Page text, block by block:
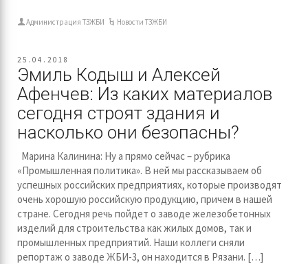
Администрация ТЗЖБИ Новости ТЗЖБИ
25.04.2018
Эмиль Кодыш и Алексей
Афенчев: Из каких материалов
сегодня строят здания и
насколько они безопасны?
Марина Калинина: Ну а прямо сейчас – рубрика
«Промышленная политика». В ней мы рассказываем об
успешных российских предприятиях, которые производят
очень хорошую российскую продукцию, причем в нашей
стране. Сегодня речь пойдет о заводе железобетонных
изделий для строительства как жилых домов, так и
промышленных предприятий. Наши коллеги сняли
репортаж о заводе ЖБИ-3, он находится в Рязани. […]